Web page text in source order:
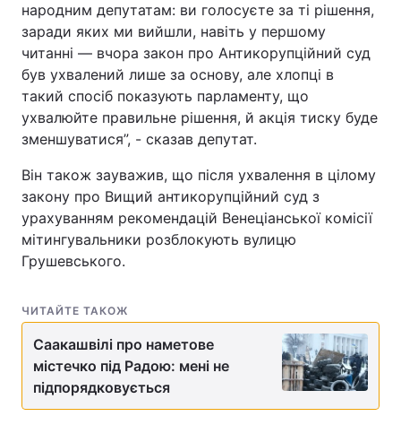
народним депутатам: ви голосуєте за ті рішення,
заради яких ми вийшли, навіть у першому
читанні — вчора закон про Антикорупційний суд
був ухвалений лише за основу, але хлопці в
такий спосіб показують парламенту, що
ухвалюйте правильне рішення, й акція тиску буде
зменшуватися”, - сказав депутат.
Він також зауважив, що після ухвалення в цілому
закону про Вищий антикорупційний суд з
урахуванням рекомендацій Венеціанської комісії
мітингувальники розблокують вулицю
Грушевського.
ЧИТАЙТЕ ТАКОЖ
Саакашвілі про наметове
містечко під Радою: мені не
підпорядковується